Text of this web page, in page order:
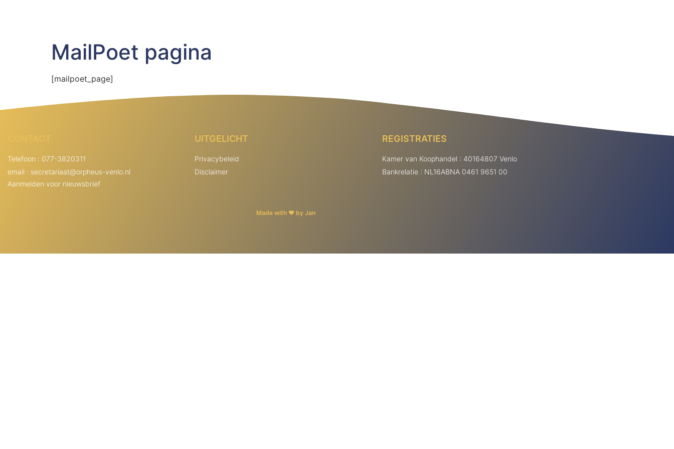
MailPoet pagina
[mailpoet_page]
Telefoon : 077-3820311
email : secretariaat@orpheus-venlo.nl
Aanmelden voor nieuwsbrief
UITGELICHT
Privacybeleid
Disclaimer
REGISTRATIES
Kamer van Koophandel : 40164807 Venlo
Bankrelatie : NL16ABNA 0461 9651 00
Made with ❤ by Jan